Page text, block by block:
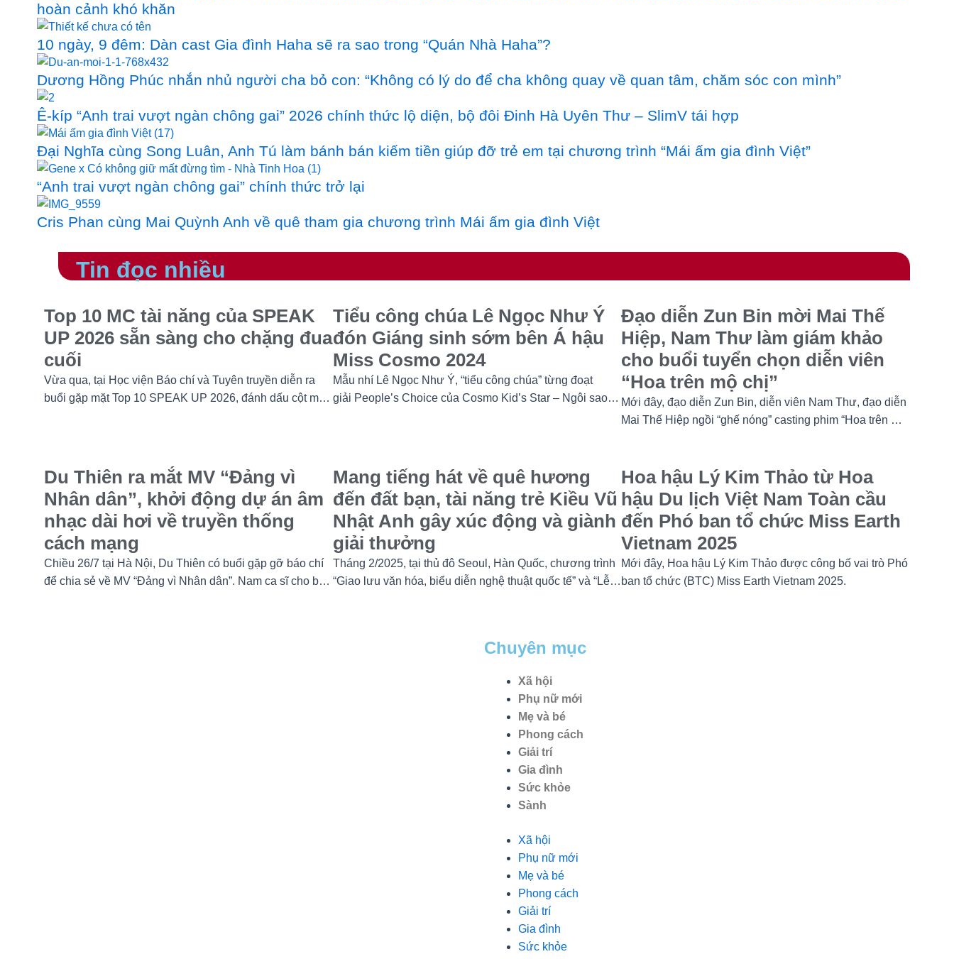
hoàn cảnh khó khăn
10 ngày, 9 đêm: Dàn cast Gia đình Haha sẽ ra sao trong “Quán Nhà Haha”?
Dương Hồng Phúc nhắn nhủ người cha bỏ con: “Không có lý do để cha không quay về quan tâm, chăm sóc con mình”
Ê-kíp “Anh trai vượt ngàn chông gai” 2026 chính thức lộ diện, bộ đôi Đinh Hà Uyên Thư – SlimV tái hợp
Đại Nghĩa cùng Song Luân, Anh Tú làm bánh bán kiếm tiền giúp đỡ trẻ em tại chương trình “Mái ấm gia đình Việt”
“Anh trai vượt ngàn chông gai” chính thức trở lại
Cris Phan cùng Mai Quỳnh Anh về quê tham gia chương trình Mái ấm gia đình Việt
Tin đọc nhiều
Top 10 MC tài năng của SPEAK
UP 2026 sẵn sàng cho chặng đua
cuối
Vừa qua, tại Học viện Báo chí và Tuyên truyền diễn ra
buổi gặp mặt Top 10 SPEAK UP 2026, đánh dấu cột mốc
Tiểu công chúa Lê Ngọc Như Ý
đón Giáng sinh sớm bên Á hậu
Miss Cosmo 2024
Mẫu nhí Lê Ngọc Như Ý, “tiểu công chúa” từng đoạt
giải People’s Choice của Cosmo Kid’s Star – Ngôi sao
Đạo diễn Zun Bin mời Mai Thế
Hiệp, Nam Thư làm giám khảo
cho buổi tuyển chọn diễn viên
“Hoa trên mộ chị”
Mới đây, đạo diễn Zun Bin, diễn viên Nam Thư, đạo diễn
Mai Thế Hiệp ngồi “ghế nóng” casting phim “Hoa trên mộ
Du Thiên ra mắt MV “Đảng vì
Nhân dân”, khởi động dự án âm
nhạc dài hơi về truyền thống
cách mạng
Chiều 26/7 tại Hà Nội, Du Thiên có buổi gặp gỡ báo chí
để chia sẻ về MV “Đảng vì Nhân dân”. Nam ca sĩ cho biết
Mang tiếng hát về quê hương
đến đất bạn, tài năng trẻ Kiều Vũ
Nhật Anh gây xúc động và giành
giải thưởng
Tháng 2/2025, tại thủ đô Seoul, Hàn Quốc, chương trình
“Giao lưu văn hóa, biểu diễn nghệ thuật quốc tế” và “Lễ
chàng trai tuổi teen đến từ Hà Nội, Việt Nam, đã gây ấn
Hoa hậu Lý Kim Thảo từ Hoa
hậu Du lịch Việt Nam Toàn cầu
đến Phó ban tổ chức Miss Earth
Vietnam 2025
Mới đây, Hoa hậu Lý Kim Thảo được công bố vai trò Phó
ban tổ chức (BTC) Miss Earth Vietnam 2025.
Chuyên mục
Xã hội
Phụ nữ mới
Mẹ và bé
Phong cách
Giải trí
Gia đình
Sức khỏe
Sành
Xã hội
Phụ nữ mới
Mẹ và bé
Phong cách
Giải trí
Gia đình
Sức khỏe